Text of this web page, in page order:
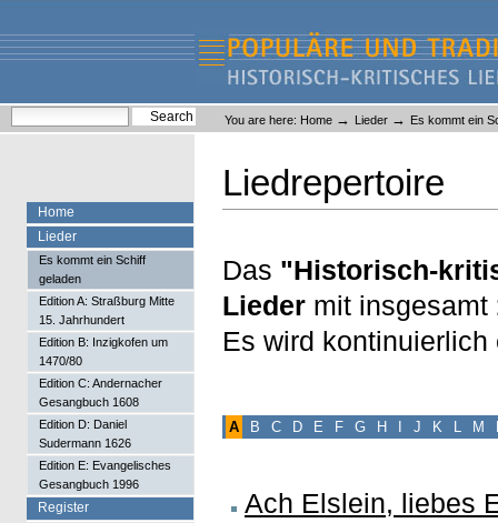
content.
navigation
Liederlexikon
Personal
tools
You are here: Home → Lieder → Es kommt ein
Liedrepertoire
Das "Historisch-
Lieder mit insgesamt
Es wird
A B C D E F G H J K L M
Ach Elslein, liebes
Home
Lieder
Es kommt ein Schiff
geladen
Edition A: Straßburg Mitte
15. Jahrhundert
Edition B: Inzigkofen um
1470/80
Edition C: Andernacher
Gesangbuch 1608
Edition D: Daniel
Sudermann 1626
Edition E: Evangelisches
Gesangbuch 1996
Register